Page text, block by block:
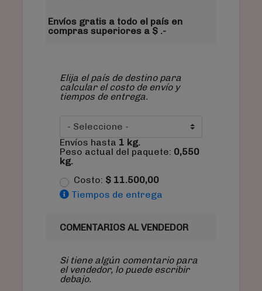
Envíos gratis a todo el país en
compras superiores a $ .-
Elija el país de destino para
calcular el costo de envío y
tiempos de entrega.
Envíos hasta 1 kg.
Peso actual del paquete: 0,550
kg.
Costo: $ 11.500,00
Tiempos de entrega
COMENTARIOS AL VENDEDOR
Si tiene algún comentario para
el vendedor, lo puede escribir
debajo.